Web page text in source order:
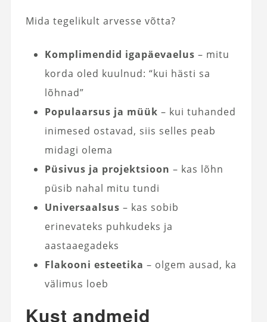
Mida tegelikult arvesse võtta?
Komplimendid igapäevaelus – mitu
korda oled kuulnud: “kui hästi sa
lõhnad”
Populaarsus ja müük – kui tuhanded
inimesed ostavad, siis selles peab
midagi olema
Püsivus ja projektsioon – kas lõhn
püsib nahal mitu tundi
Universaalsus – kas sobib
erinevateks puhkudeks ja
aastaaegadeks
Flakooni esteetika – olgem ausad, ka
välimus loeb
Kust andmeid